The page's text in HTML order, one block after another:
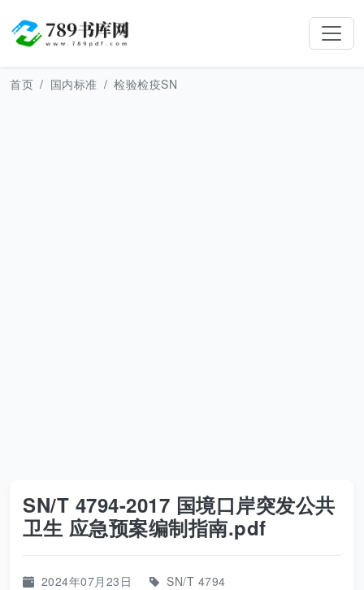
首页 国内标准 检验检疫SN
SN/T 4794-2017 国境口岸突发公共
卫生 应急预案编制指南.pdf
2024年07月23日
SN/T 4794